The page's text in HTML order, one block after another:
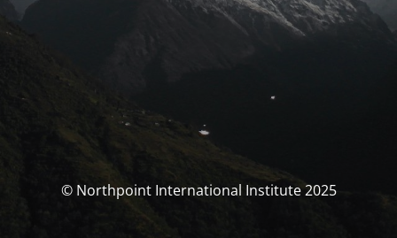
© Northpoint International Institute 2025